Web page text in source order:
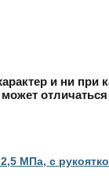
и ни при
отличаться
МПа, с